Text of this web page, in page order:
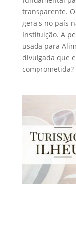
transparente.
gerais no país
Instituição. A
usada para
divulgada que
comprometida?